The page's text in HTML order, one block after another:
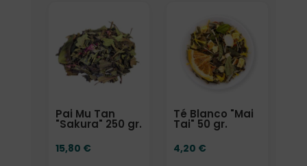
Pai Mu Tan
"Sakura" 250 gr.
15,80 €
Té Blanco "Mai
Tai" 50 gr.
4,20 €
Elige: Peso/formato